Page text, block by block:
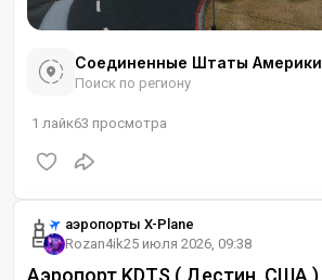
Соединенные Штаты Америки
Поиск по региону
1 лайк63 просмотра
аэропорты X-Plane
Rozan4ik25 июля 2026, 09:38
Аэропорт KDTS ( Дестин, США )